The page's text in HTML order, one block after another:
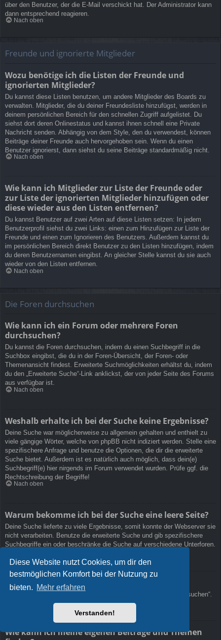
Diese Website nutzt Cookies, um dir den
bestmöglichen Komfort bei der Nutzung zu
bieten. Mehr erfahren
Verstanden!
über den Benutzer, der die E-Mail verschickt hat. Der Administrator kann
dann entsprechend reagieren.
Nach oben
Freunde und ignorierte Mitglieder
Wozu benötige ich die Listen der Freunde und
ignorierten Mitglieder?
Du kannst diese Listen benutzen, um andere Mitglieder des Boards zu
verwalten. Mitglieder, die du deiner Freundesliste hinzufügst, werden in
deinem persönlichen Bereich für den schnellen Zugriff aufgelistet. Du
siehst dort deren Onlinestatus und kannst ihnen schnell eine Private
Nachricht senden. Abhängig von dem Style, den du verwendest, können
Beiträge deiner Freunde auch hervorgehoben sein. Wenn du einen
Benutzer ignorierst, dann siehst du seine Beiträge standardmäßig nicht.
Nach oben
Wie kann ich Mitglieder zur Liste der Freunde oder
zur Liste der ignorierten Mitglieder hinzufügen oder
diese wieder aus den Listen entfernen?
Du kannst Benutzer auf zwei Arten auf diese Listen setzen: In jedem
Benutzerprofil siehst du zwei Links: einen zum Hinzufügen zur Liste der
Freunde und einen zum Ignorieren des Benutzers. Außerdem kannst du
im persönlichen Bereich direkt Benutzer zu den Listen hinzufügen, indem
du deren Benutzernamen eingibst. An gleicher Stelle kannst du sie auch
wieder von den Listen entfernen.
Nach oben
Die Foren durchsuchen
Wie kann ich ein Forum oder mehrere Foren
durchsuchen?
Du kannst die Foren durchsuchen, indem du einen Suchbegriff in die
Suchbox eingibst, die du in der Foren-Übersicht, der Foren- oder
Themenansicht findest. Erweiterte Suchmöglichkeiten erhältst du, indem
du den „Erweiterte Suche“-Link anklickst, der von jeder Seite des Forums
aus verfügbar ist.
Nach oben
Weshalb erhalte ich bei der Suche keine Ergebnisse?
Deine Suche war möglicherweise zu allgemein gehalten und enthielt zu
viele gängige Wörter, welche von phpBB nicht indiziert werden. Stelle eine
spezifischere Anfrage und benutze die Optionen, die dir die erweiterte
Suche bietet. Außerdem ist es natürlich auch möglich, dass dein(e)
Suchbegriff(e) hier nirgends im Forum verwendet wurden. Prüfe ggf. die
Rechtschreibung der Begriffe!
Nach oben
Warum bekomme ich bei der Suche eine leere Seite?
Deine Suche lieferte zu viele Ergebnisse, somit konnte der Webserver sie
nicht verarbeiten. Benutze die erweiterte Suche und gib spezifischere
Suchbegriffe ein oder beschränke die Suche auf verschiedene Unterforen.
Wie kann ich nach Mitgliedern suchen?
Gehe zur „Mitglieder“-Seite und klicke auf „Nach einem Mitglied suchen“.
Wie kann ich meine eigenen Beiträge und Themen